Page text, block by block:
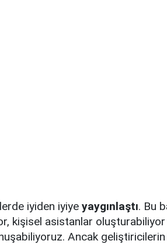
iyiden iyiye yaygınlaştı. Bu
kişisel asistanlar
Ancak geliştiricilerin